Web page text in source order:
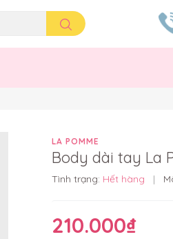
LA POMME
Body dài tay La
Tình trạng: Hết hàng |
210.000₫